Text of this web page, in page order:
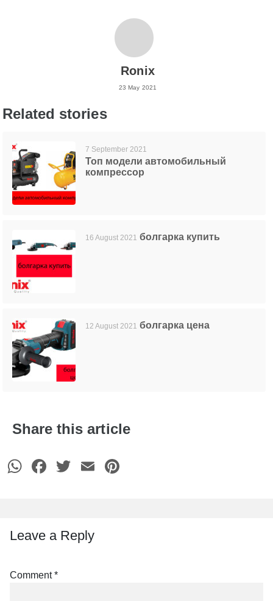
Ronix
23 May 2021
Related stories
7 September 2021
Топ модели автомобильный
компрессор
16 August 2021 болгарка купить
12 August 2021 болгарка цена
Share this article
WhatsApp
Facebook
TwitterEmail
Leave a Reply
Comment*